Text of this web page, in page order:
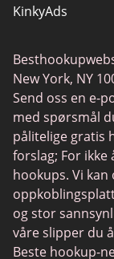
KinkyAds
Together2Night
MyLOL
Swingtowns
Instabang
New York, NY
Send oss en e-
med spørsmål
pålitelige gratis
forslag; For ikke
hookups. Vi kan
og stor
våre slipper du
Beste hookup-